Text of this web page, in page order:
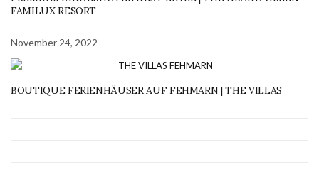
FAMILUX RESORT
November 24, 2022
BOUTIQUE FERIENHÄUSER AUF FEHMARN | THE VILLAS